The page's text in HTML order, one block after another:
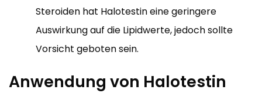
Steroiden hat Halotestin eine geringere
Auswirkung auf die Lipidwerte, jedoch sollte
Vorsicht geboten sein.
Anwendung von Halotestin